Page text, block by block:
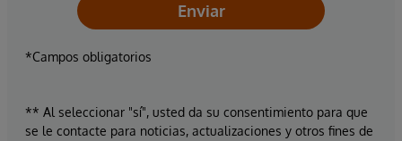
Enviar
*Campos obligatorios
** Al seleccionar "sí", usted da su consentimiento para que
se le contacte para noticias, actualizaciones y otros fines de